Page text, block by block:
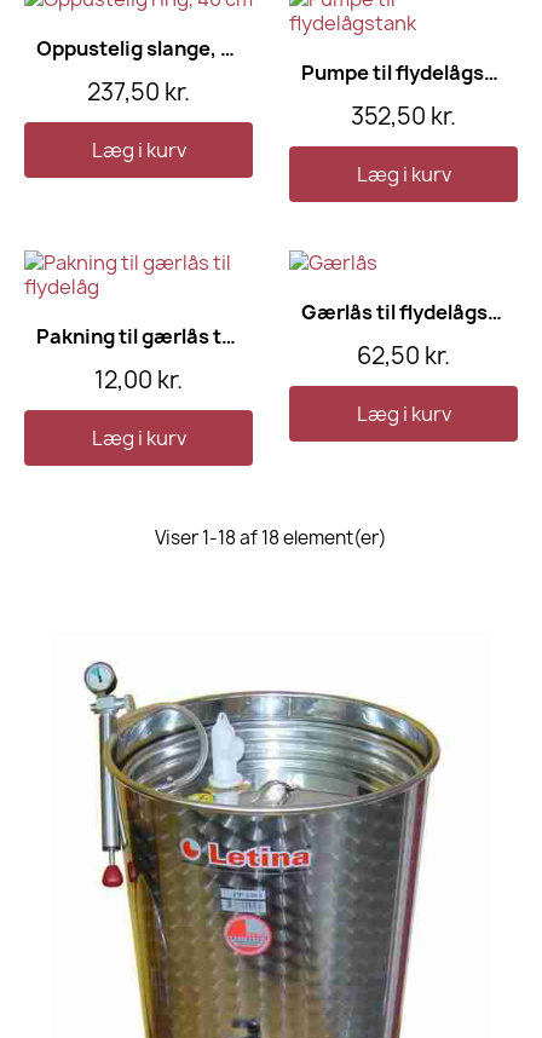
Oppustelig slange, 90 cm
237,50 kr.
Læg i kurv
Pumpe til flydelågstank
352,50 kr.
Læg i kurv
Pakning til gærlås til flydelåg
12,00 kr.
Læg i kurv
Gærlås til flydelågstank, plast
62,50 kr.
Læg i kurv
Viser 1-18 af 18 element(er)